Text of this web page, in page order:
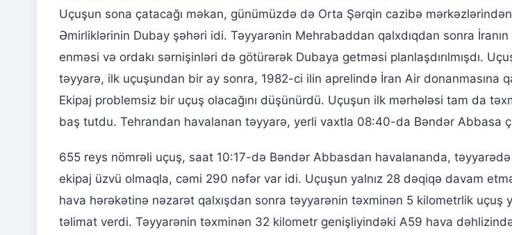
Uçuşun sona çatacağı məkan, günümüzdə də Orta Şərqin cazibə
Əmirliklərinin Dubay şəhəri idi. Təyyarənin Mehrabaddan qalxdıqdan sonra
enməsi və ordakı sərnişinləri də götürərək Dubaya getməsi planlaşdırılmışdı.
təyyarə, ilk uçuşundan bir ay sonra, 1982-ci ilin aprelində İran Air donanmasına
Ekipaj problemsiz bir uçuş olacağını düşünürdü. Uçuşun ilk mərhələsi tam da
baş tutdu. Tehrandan havalanan təyyarə, yerli vaxtla 08:40-da Bəndər Abbasa
655 reys nömrəli uçuş, saat 10:17-də Bəndər Abbasdan havalananda,
ekipaj üzvü olmaqla, cəmi 290 nəfər var idi. Uçuşun yalnız 28 dəqiqə davam
hava hərəkətinə nəzarət qalxışdan sonra təyyarənin təxminən 5 kilometrlik uçuş
təlimat verdi. Təyyarənin təxminən 32 kilometr genişliyindəki A59 hava